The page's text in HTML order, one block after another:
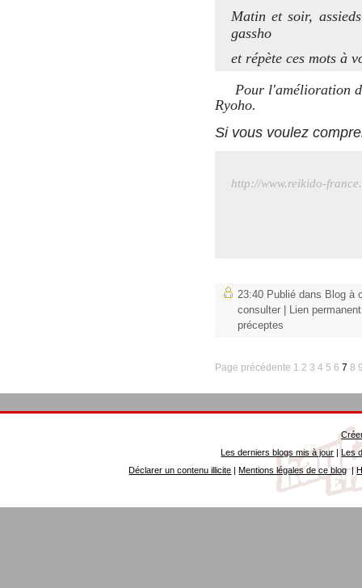
Matin et soir,
gassho
et répète ces mots à
Pour l'amélioration
Ryoho.
Si vous voulez
http://www.reikido-
23:40 Publié dans Blog à
consulter
Lien permanent
préceptes
Page précédente 1 2 3 4 5 6 7 8
Les derniers blogs mis à jour |Les
Déclarer un contenu illicite |Mentions légales de ce blog|